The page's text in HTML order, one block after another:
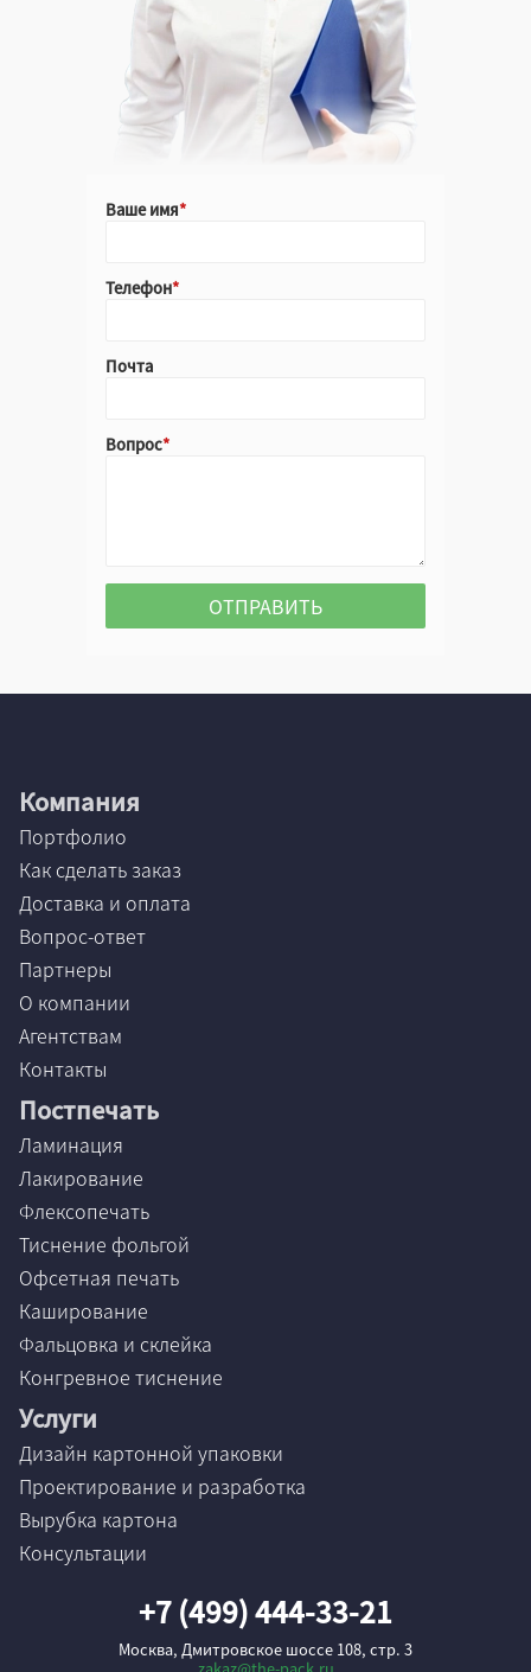
Ваше имя
Телефон
Почта
Вопрос
Компания
Портфолио
Как сделать заказ
Доставка и оплата
Вопрос-ответ
Партнеры
О компании
Агентствам
Контакты
Постпечать
Ламинация
Лакирование
Флексопечать
Тиснение фольгой
Офсетная печать
Каширование
Фальцовка и склейка
Конгревное тиснение
Услуги
Дизайн картонной упаковки
Проектирование и разработка
Вырубка картона
Консультации
+7 (499) 444-33-21
Москва, Дмитровское шоссе 108, стр. 3